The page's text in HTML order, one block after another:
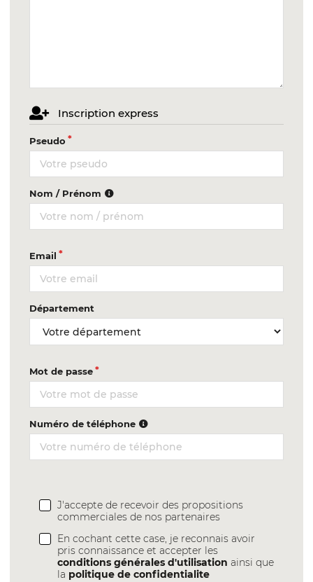
Inscription express
Pseudo
Nom / Prénom
Email
Département
Mot de passe
Numéro de téléphone
J'accepte de recevoir des propositions
commerciales de nos partenaires
En cochant cette case, je reconnais avoir
pris connaissance et accepter les
conditions générales d'utilisation ainsi que
la politique de confidentialite